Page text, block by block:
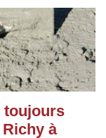
toujours
à